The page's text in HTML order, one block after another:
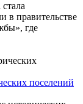
в правительстве
где
поселений